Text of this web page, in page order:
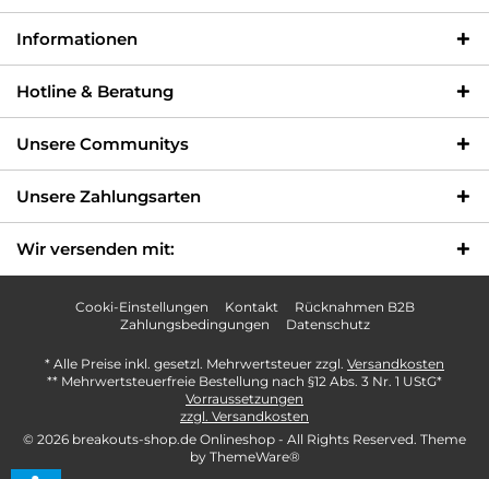
Informationen
Hotline & Beratung
Unsere Communitys
Unsere Zahlungsarten
Wir versenden mit:
Cooki-Einstellungen Kontakt
Rücknahmen B2B
Zahlungsbedingungen
Datenschutz
* Alle Preise inkl. gesetzl. Mehrwertsteuer zzgl. Versandkosten
** Mehrwertsteuerfreie Bestellung nach §12 Abs. 3 Nr. 1 UStG*
Vorraussetzungen
zzgl. Versandkosten
© 2026 breakouts-shop.de Onlineshop - All Rights Reserved. Theme
by ThemeWare®